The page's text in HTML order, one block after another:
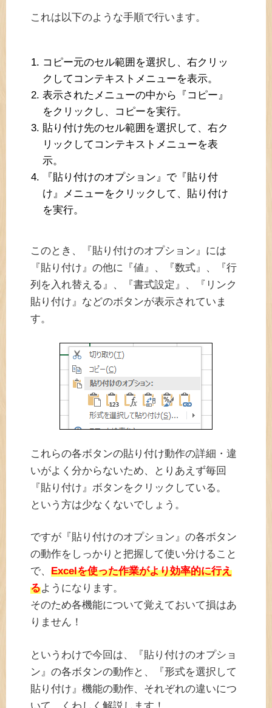
これは以下のような手順で行います。
コピー元のセル範囲を選択し、右クリッ
クしてコンテキストメニューを表示。
表示されたメニューの中から『コピー』
をクリックし、コピーを実行。
貼り付け先のセル範囲を選択して、右ク
リックしてコンテキストメニューを表
示。
『貼り付けのオプション』で『貼り付
け』メニューをクリックして、貼り付け
を実行。
このとき、『貼り付けのオプション』には
『貼り付け』の他に『値』、『数式』、『行
列を入れ替える』、『書式設定』、『リンク
貼り付け』などのボタンが表示されていま
す。
これらの各ボタンの貼り付け動作の詳細・違
いがよく分からないため、とりあえず毎回
『貼り付け』ボタンをクリックしている。
という方は少なくないでしょう。
ですが『貼り付けのオプション』の各ボタン
の動作をしっかりと把握して使い分けること
で、 Excelを使った作業がより効率的に行え
るようになります。
そのため各機能について覚えておいて損はあ
りません！
というわけで今回は、『貼り付けのオプショ
ン』の各ボタンの動作と、『形式を選択して
貼り付け』機能の動作、それぞれの違いにつ